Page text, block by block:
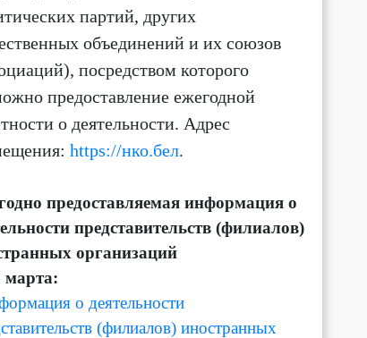
партий, других
объединений и их союзов
, посредством которого
предоставление ежегодной
о деятельности. Адрес
https://нко.бел.
предоставляемая информация о
представительств (филиалов)
организаций
марта:
о деятельности
(филиалов) иностранных